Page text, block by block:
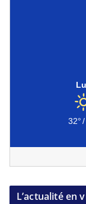
32°/
L’actualité en